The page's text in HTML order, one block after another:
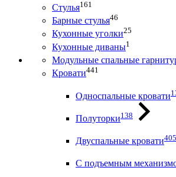
Стулья161
Барные стулья46
Кухонные уголки25
Кухонные диваны1
Модульные спальные
Кровати441
Односпальные кровати
Полуторки138
Двуспальные кровати405
С подъемным